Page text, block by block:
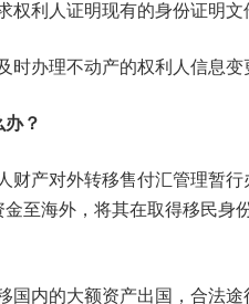
权利人证明现有的身份证明
时办理不动产的权利人信息
？
财产对外转移售付汇管理暂
至海外，将其在取得移民身
国内的大额资产出国，合法途